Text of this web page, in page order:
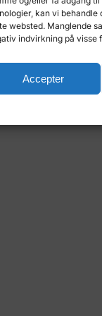
kan vi
websted. Manglende
indvirkning på visse
Accepter
utvikling av
Længde: